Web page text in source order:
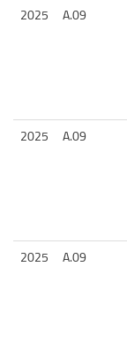
2025 A.09
2025 A.09
2025 A.09